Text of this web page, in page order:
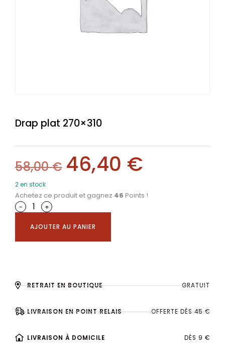
Drap plat 270×310
58,00€ 46,40 €
2 en stock
Achetez ce produit et gagnez 46 Points !
-
+
AJOUTER AU PANIER
RETRAIT EN BOUTIQUE GRATUIT
LIVRAISON EN POINT RELAIS OFFERTE DÈS 45 €
LIVRAISON À DOMICILE DÈS 9 €